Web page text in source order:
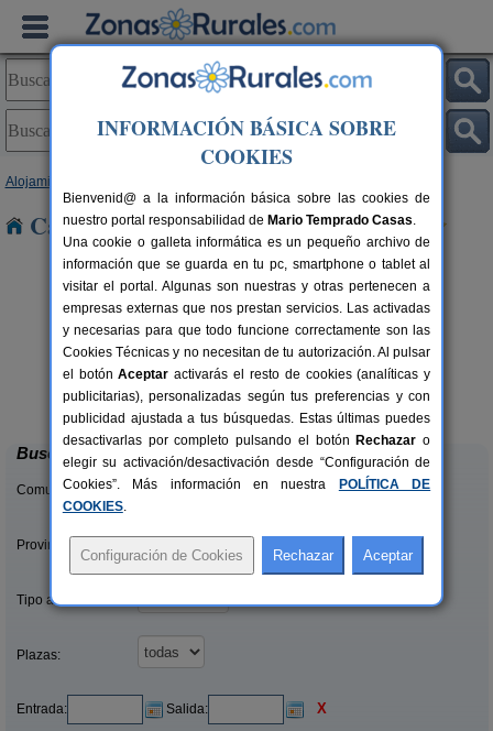
Alojamientos
Casas Rurales cerca de Bernia
2-28+5 pers.
desde20 €
Masia L´Ancornia
Tibi (Alicante)
Buscar
Comunidades:
Provincias/Islas:
Tipo alquiler:
Plazas:
Entrada: Salida: X
INFORMACIÓN BÁSICA SOBRE
COOKIES
Bienvenid@ a la información básica sobre las cookies de
nuestro portal responsabilidad de Mario Temprado Casas.
Una cookie o galleta informática es un pequeño archivo de
información que se guarda en tu pc, smartphone o tablet al
visitar el portal. Algunas son nuestras y otras pertenecen a
empresas externas que nos prestan servicios. Las activadas
y necesarias para que todo funcione correctamente son las
Cookies Técnicas y no necesitan de tu autorización. Al pulsar
el botónAceptar activarás el resto de cookies (analíticas y
publicitarias), personalizadas según tus preferencias y con
publicidad ajustada a tus búsquedas. Estas últimas puedes
desactivarlas por completo pulsando el botón Rechazar o
elegir su activación/desactivación desde “Configuración de
Cookies”. Más información en nuestra
POLÍTICA DE
COOKIES.